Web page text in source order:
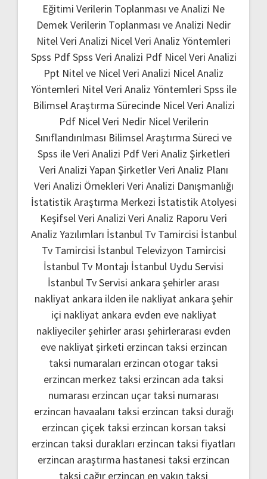
Eğitimi Verilerin Toplanması ve Analizi Ne
Demek Verilerin Toplanması ve Analizi Nedir
Nitel Veri Analizi Nicel Veri Analiz Yöntemleri
Spss PdfSpss Veri Analizi Pdf Nicel Veri Analizi
Ppt Nitel ve Nicel Veri Analizi Nicel Analiz
Yöntemleri Nitel Veri Analiz Yöntemleri Spss ile
Bilimsel Araştırma Sürecinde Nicel Veri Analizi
Pdf Nicel Veri Nedir Nicel Verilerin
Sınıflandırılması Bilimsel Araştırma Süreci ve
Spss ile Veri Analizi PdfVeri Analiz Şirketleri
Veri Analizi Yapan ŞirketlerVeri Analiz Planı
Veri Analizi Örnekleri Veri Analizi Danışmanlığı
İstatistik Araştırma Merkezi İstatistik Atolyesi
Keşifsel Veri Analizi Veri Analiz Raporu Veri
Analiz Yazılımları İstanbul Tv Tamircisi İstanbul
Tv Tamircisi İstanbul Televizyon Tamircisi
İstanbul Tv Montajı İstanbul Uydu Servisi
İstanbul Tv Servisi ankara şehirler arası
nakliyat ankara ilden ile nakliyat ankara şehir
içi nakliyat ankara evden eve nakliyat
nakliyeciler şehirler arası şehirlerarası evden
eve nakliyat şirketi erzincan taksi erzincan
taksi numaraları erzincan otogar taksi
erzincan merkez taksi erzincan ada taksi
numarası erzincan uçar taksi numarası
erzincan havaalanı taksi erzincan taksi durağı
erzincan çiçek taksi erzincan korsan taksi
erzincan taksi durakları erzincan taksi fiyatları
erzincan araştırma hastanesi taksi erzincan
taksi çağır erzincan en yakın taksi